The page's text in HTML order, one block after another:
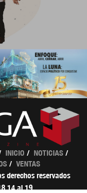
INICIO
NOTICIAS
VENTAS
derechos reservados
14 al 19